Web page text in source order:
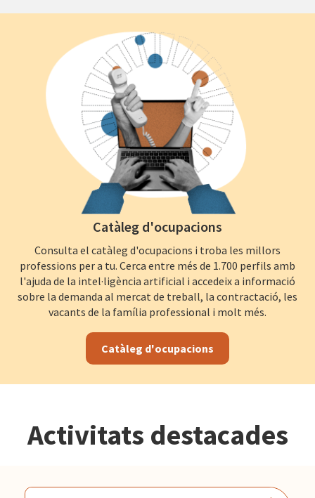
Catàleg d'ocupacions
Consulta el catàleg d'ocupacions i troba les millors
professions per a tu. Cerca entre més de 1.700 perfils amb
l'ajuda de la intel·ligència artificial i accedeix a informació
sobre la demanda al mercat de treball, la contractació, les
vacants de la família professional i molt més.
Catàleg d'ocupacions
Activitats destacades